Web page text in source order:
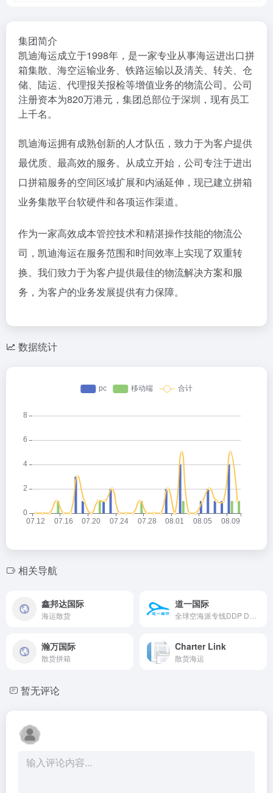
集团简介
凯迪海运成立于1998年，是一家专业从事海运进出口拼
箱集散、海空运输业务、铁路运输以及清关、转关、仓
储、陆运、代理报关报检等增值业务的物流公司。公司
注册资本为820万港元，集团总部位于深圳，现有员工
上千名。
凯迪海运拥有成熟创新的人才队伍，致力于为客户提供
最优质、最高效的服务。从成立开始，公司专注于进出
口拼箱服务的空间区域扩展和内涵延伸，现已建立拼箱
业务集散平台软硬件和各项运作渠道。
作为一家高效成本管控技术和精湛操作技能的物流公
司，凯迪海运在服务范围和时间效率上实现了双重转
换。我们致力于为客户提供最佳的物流解决方案和服
务，为客户的业务发展提供有力保障。
数据统计
相关导航
鑫邦达国际
海运散货
道一国际
瀚万国际
散货拼箱
Charter Link
散货海运
暂无评论